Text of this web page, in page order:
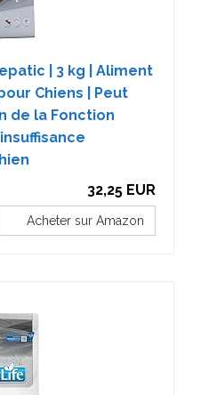
| 3 kg | Aliment
Chiens | Peut
de la Fonction
32,25 EUR
Acheter sur Amazon